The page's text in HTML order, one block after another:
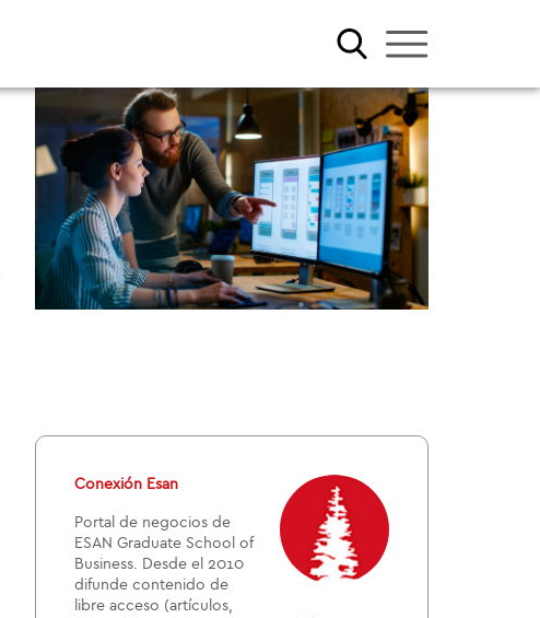
Conexión Esan
Portal de negocios de
ESAN Graduate School of
Business. Desde el 2010
difunde contenido de
libre acceso (artículos,